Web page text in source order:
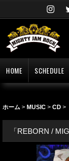
HOME SCHEDULE
ホーム > MUSIC > CD >
「REBORN /